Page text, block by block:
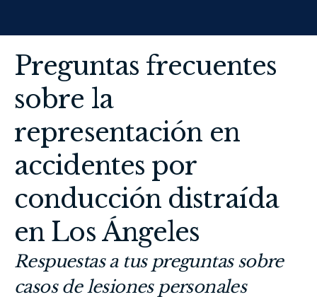
Preguntas frecuentes
sobre la
representación en
accidentes por
conducción distraída
en Los Ángeles
Respuestas a tus preguntas sobre
casos de lesiones personales